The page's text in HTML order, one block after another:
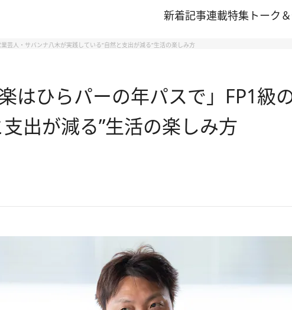
新着記事連載特集 トーク
芸人・サバンナ八木が実践している“自然と支出が減る”生活の楽しみ方
はひらパーの年パスで」FP1
出が減る”生活の楽しみ方